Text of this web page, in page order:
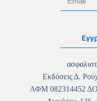
Εκδόσεις Δ.
ΑΦΜ 082314452